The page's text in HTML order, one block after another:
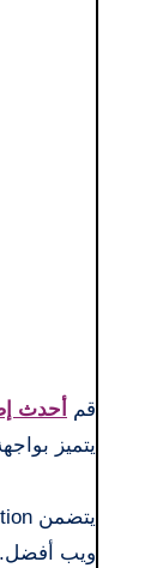
قم أحدث
يتميز
ويب أفضل.